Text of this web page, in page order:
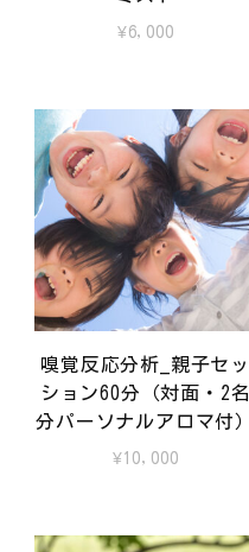
¥6,000
嗅覚反応分析_親子セッ
ション60分（対面・2名
分パーソナルアロマ付）
¥10,000